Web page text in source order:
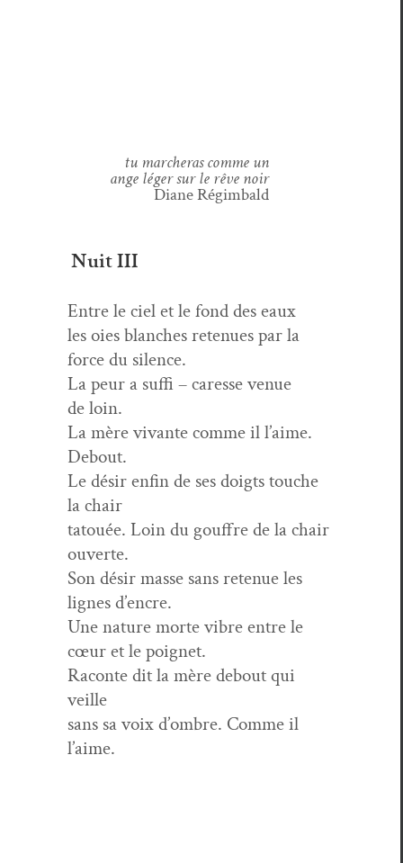
tu marcheras comme un
ange léger sur le rêve noir
Diane Régim­bald
Nuit III
Entre le ciel et le fond des eaux
les oies blanch­es retenues par la
force du silence.
La peur a suf­fi – caresse venue
de loin.
La mère vivante comme il l’aime.
Debout.
Le désir enfin de ses doigts touche
la chair
tatouée. Loin du gouf­fre de la chair
ouverte.
Son désir masse sans retenue les
lignes d’encre.
Une nature morte vibre entre le
cœur et le poignet.
Racon­te dit la mère debout qui
veille
sans sa voix d’ombre. Comme il
l’aime.